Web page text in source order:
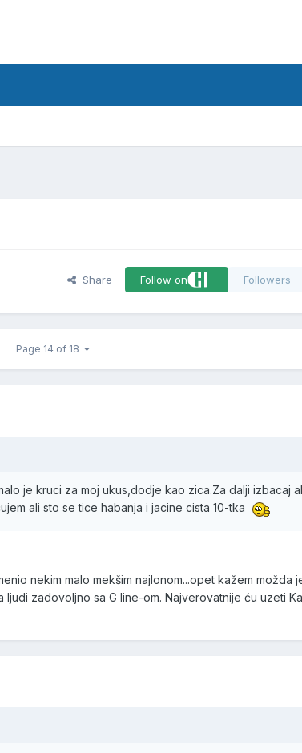
Share Follow on Followers
Page 14 of 18
je kruci za moj ukus,dodje kao zica.Za dalji izbacaj
ali sto se tice habanja i jacine cista 10-tka
nekim malo mekšim najlonom...opet kažem možda
ljudi zadovoljno sa G line-om. Najverovatnije ću uzeti